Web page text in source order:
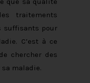
traitements
suffisants pour
C’est à ce
chercher des
maladie.